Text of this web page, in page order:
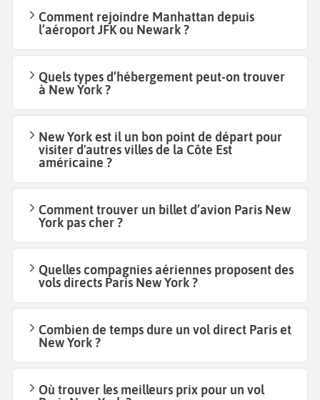
Comment rejoindre Manhattan depuis
l’aéroport JFK ou Newark ?
Quels types d’hébergement peut-on trouver
à New York ?
New York est il un bon point de départ pour
visiter d'autres villes de la Côte Est
américaine ?
Comment trouver un billet d’avion Paris New
York pas cher ?
Quelles compagnies aériennes proposent des
vols directs Paris New York ?
Combien de temps dure un vol direct Paris et
New York ?
Où trouver les meilleurs prix pour un vol